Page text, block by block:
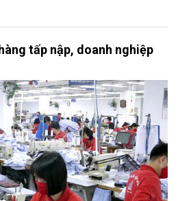
tấp nập, doanh nghiệp